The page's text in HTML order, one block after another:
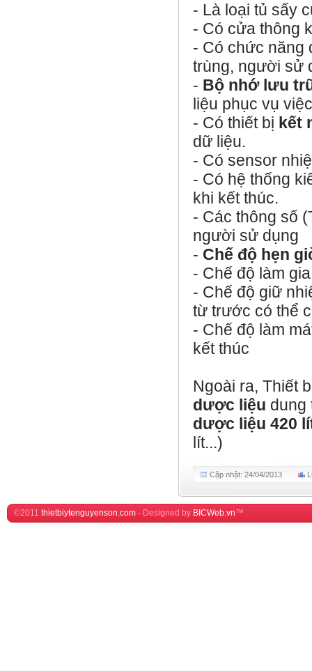
- Là loại tủ sấy
- Có cửa thông
- Có chức năng
trùng, người sử
- Bộ nhớ lưu
liệu phục vụ
- Có thiết bị kết
dữ liệu.
- Có sensor
- Có hệ thống
khi kết thúc.
- Các thông số
người sử dụng
- Chế độ hẹn
- Chế độ làm
- Chế độ giữ
từ trước có thể
- Chế độ làm
kết thúc
Ngoài ra, Thiết
dược liệu
dược liệu 420
lít...)
Cập nhật: 24/04/2013
©2011 thietbiytenguyenson.com - Designed by BICWeb.vn™